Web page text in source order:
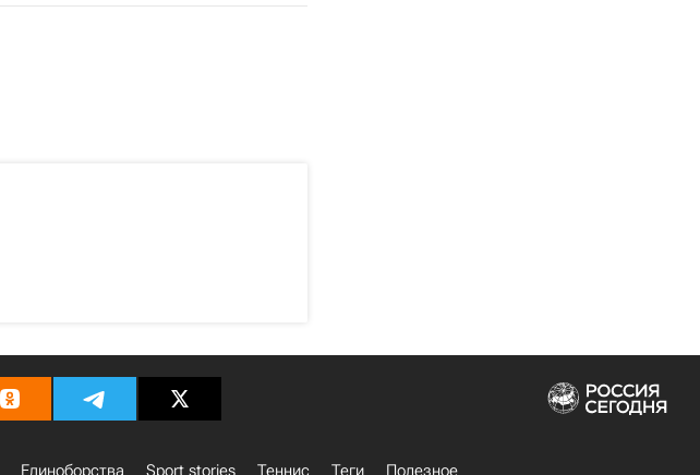
Единоборства Sport stories Теннис Теги Полезное